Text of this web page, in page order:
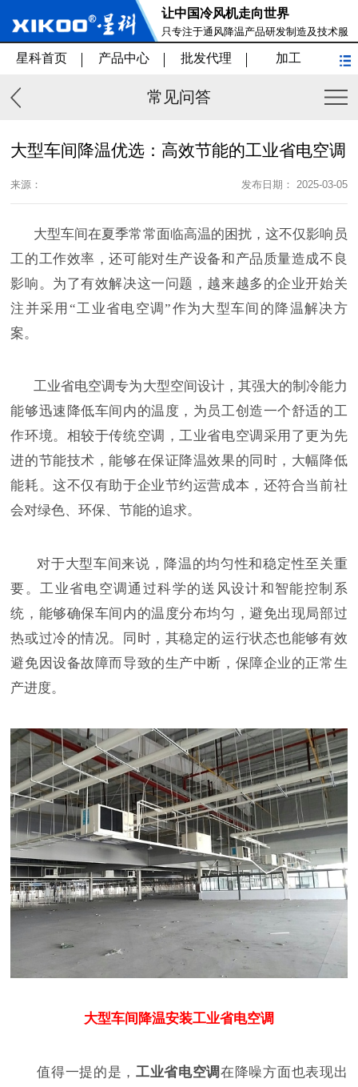
让中国冷风机走向世界
只专注于通风降温产品研发制造及技术服
务
星科首页 产品中心 批发代理 加工
常见问答
大型车间降温优选：高效节能的工业省电空调
来源： 发布日期： 2025-03-05
大型车间在夏季常常面临高温的困扰，这不仅影响员
工的工作效率，还可能对生产设备和产品质量造成不良
影响。为了有效解决这一问题，越来越多的企业开始关
注并采用 “工业省电空调”作为大型车间的降温解决方
案。
工业省电空调专为大型空间设计，其强大的制冷能力
能够迅速降低车间内的温度，为员工创造一个舒适的工
作环境。相较于传统空调，工业省电空调采用了更为先
进的节能技术，能够在保证降温效果的同时，大幅降低
能耗。这不仅有助于企业节约运营成本，还符合当前社
会对绿色、环保、节能的追求。
对于大型车间来说，降温的均匀性和稳定性至关重
要。工业省电空调通过科学的送风设计和智能控制系
统，能够确保车间内的温度分布均匀，避免出现局部过
热或过冷的情况。同时，其稳定的运行状态也能够有效
避免因设备故障而导致的生产中断，保障企业的正常生
产进度。
大型车间降温安装工业省电空调
值得一提的是， 工业省电空调在降噪方面也表现出